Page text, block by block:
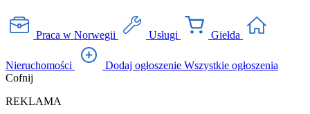
Praca w Norwegii Usługi Giełda
Nieruchomości Dodaj ogłoszenie Wszystkie ogłoszenia
Cofnij
REKLAMA